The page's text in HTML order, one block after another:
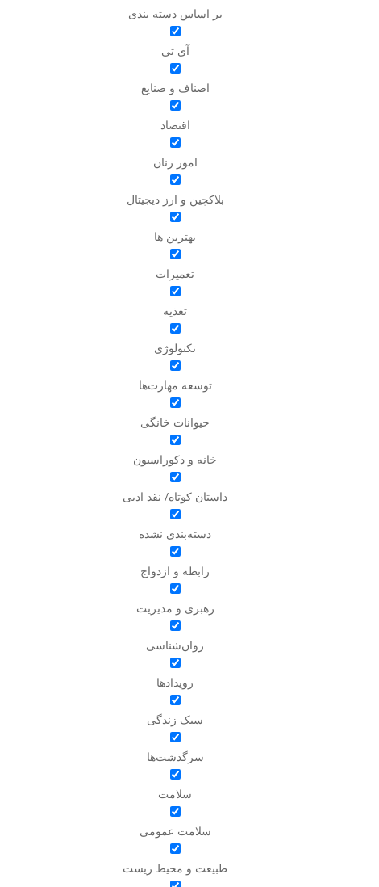
بر اساس دسته بندی
آی تی
اصناف و صنایع
اقتصاد
امور زنان
بلاکچین و ارز دیجیتال
بهترین ها
تعمیرات
تغذیه
تکنولوژی
توسعه مهارت‌ها
حیوانات خانگی
خانه و دکوراسیون
داستان کوتاه/ نقد ادبی
دسته‌بندی نشده
رابطه و ازدواج
رهبری و مدیریت
روان‌شناسی
رویدادها
سبک زندگی
سرگذشت‌ها
سلامت
سلامت عمومی
طبیعت و محیط زیست